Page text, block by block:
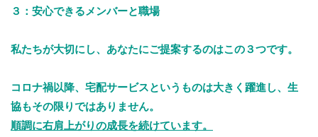
３：安心できるメンバーと職場
私たちが大切にし、あなたにご提案するのはこの３つです。
コロナ禍以降、宅配サービスというものは大きく躍進し、生
協もその限りではありません。
順調に右肩上がりの成長を続けています。